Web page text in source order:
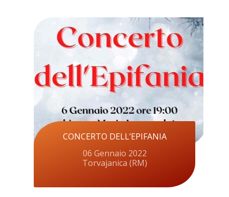
CONCERTO DELL’EPIFANIA
06 Gennaio 2022
Torvajanica (RM)